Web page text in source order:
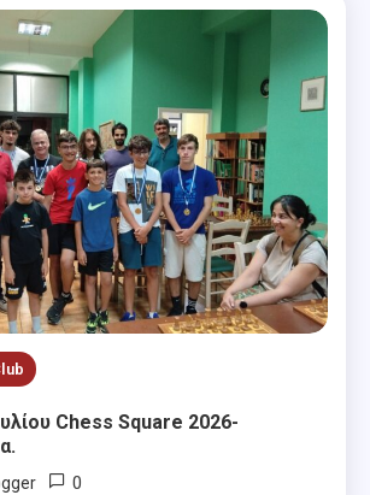
Chess Square 2026-
0